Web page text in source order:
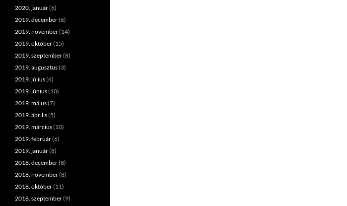
2020. január(6)
2019. december(6)
2019. november(14)
2019. október(15)
2019. szeptember(8)
2019. augusztus(3)
2019. július(6)
2019. június(10)
2019. május(7)
2019. április(5)
2019. március(10)
2019. február(6)
2019. január(8)
2018. december(8)
2018. november(8)
2018. október(11)
2018. szeptember(9)